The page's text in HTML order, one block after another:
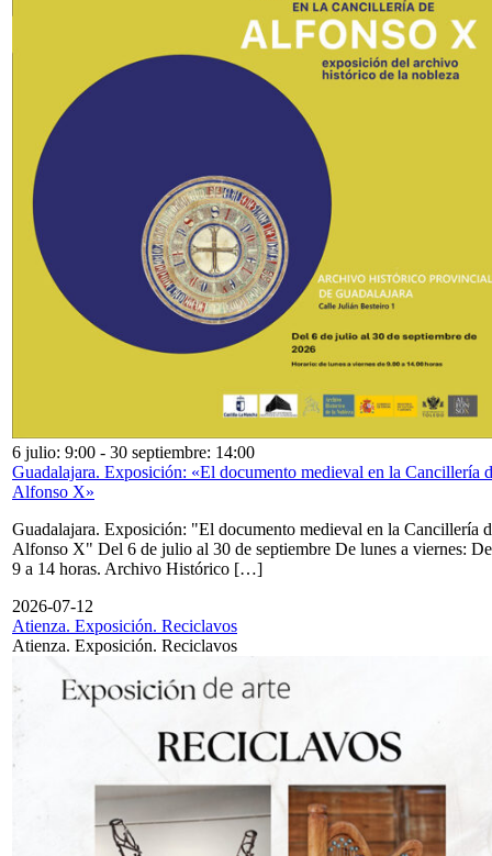
6 julio: 9:00 - 30 septiembre: 14:00
Guadalajara. Exposición: «El documento medieval en la Cancillería
Alfonso X»
Guadalajara. Exposición: "El documento medieval en la Cancillería
Alfonso X" Del 6 de julio al 30 de septiembre De lunes a viernes: De
9 a 14 horas. Archivo Histórico […]
2026-07-12
Atienza. Exposición. Reciclavos
Atienza. Exposición. Reciclavos